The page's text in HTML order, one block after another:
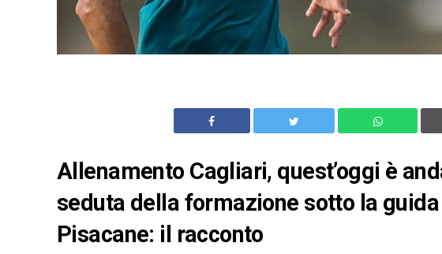
Allenamento Cagliari, quest’oggi è
seduta della formazione sotto la
Pisacane: il racconto